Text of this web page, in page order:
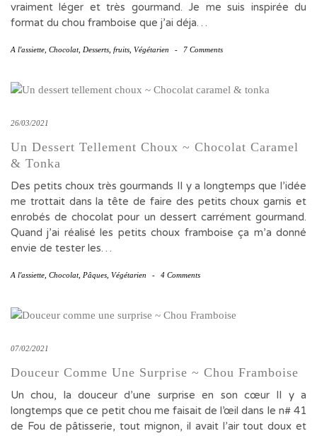
vraiment léger et très gourmand. Je me suis inspirée du
format du chou framboise que j’ai déja…
A l'assiette Chocolat, Desserts fruits Végétarien - 7 Comments
26/03/2021
Un Dessert Tellement Choux ~ Chocolat Caramel
& Tonka
Des petits choux très gourmands Il y a longtemps que l’idée
me trottait dans la tête de faire des petits choux garnis et
enrobés de chocolat pour un dessert carrément gourmand.
Quand j’ai réalisé les petits choux framboise ça m’a donné
envie de tester les…
A l'assiette Chocolat, Pâques Végétarien - 4 Comments
07/02/2021
Douceur Comme Une Surprise ~ Chou Framboise
Un chou, la douceur d’une surprise en son cœur Il y a
longtemps que ce petit chou me faisait de l’œil dans le n# 41
de Fou de pâtisserie, tout mignon, il avait l’air tout doux et